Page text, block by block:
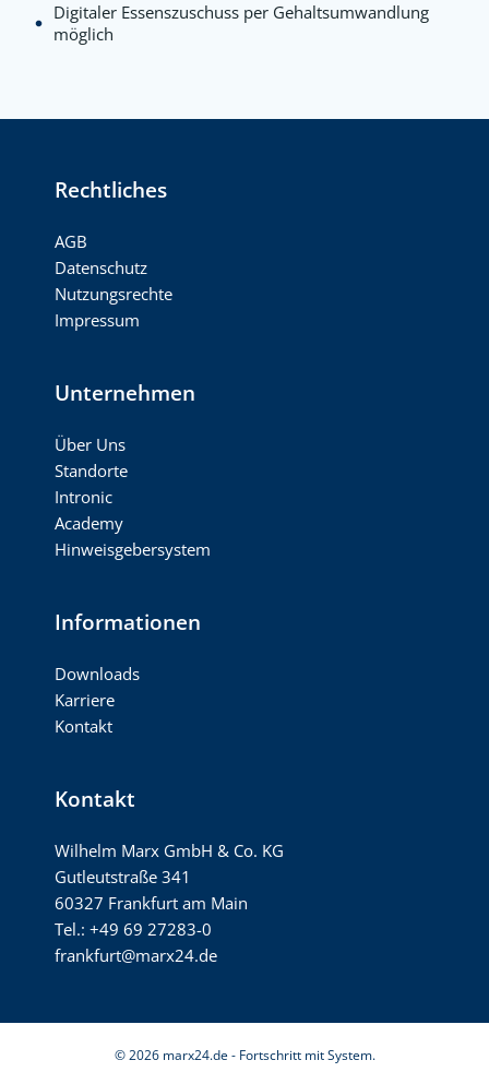
Digitaler Essenszuschuss per Gehaltsumwandlung
möglich
Rechtliches
AGB
Datenschutz
Nutzungsrechte
Impressum
Unternehmen
Über Uns
Standorte
Intronic
Academy
Hinweisgebersystem
Informationen
Downloads
Karriere
Kontakt
Kontakt
Wilhelm Marx GmbH & Co. KG
Gutleutstraße 341
60327 Frankfurt am Main
Tel.: +49 69 27283-0
frankfurt@marx24.de
© 2026 marx24.de - Fortschritt mit System.